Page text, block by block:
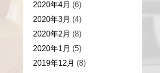
2020年4月 (6)
2020年3月 (4)
2020年2月 (8)
2020年1月 (5)
2019年12月 (8)